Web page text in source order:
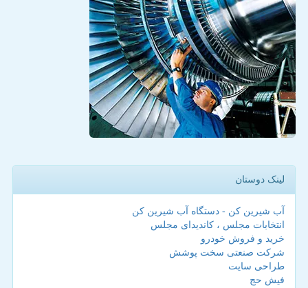
لینک دوستان
آب شیرین کن - دستگاه آب شیرین کن
انتخابات مجلس ، کاندیدای مجلس
خرید و فروش خودرو
شرکت صنعتی سخت پوشش
طراحی سایت
فیش حج